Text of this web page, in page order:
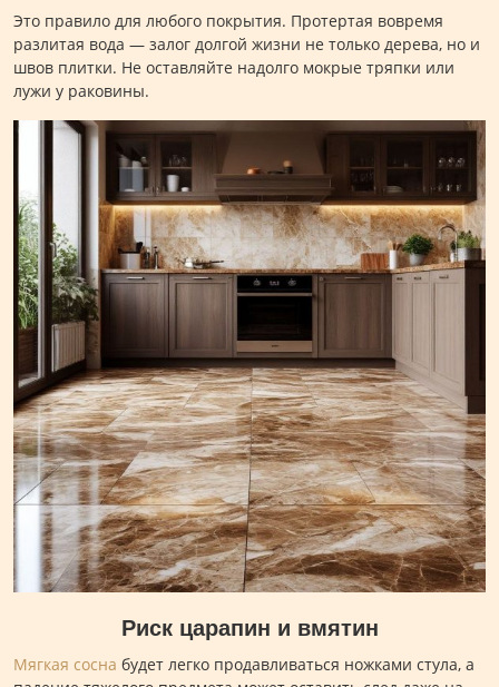
Это правило для любого покрытия. Протертая вовремя
разлитая вода — залог долгой жизни не только дерева, но и
швов плитки. Не оставляйте надолго мокрые тряпки или
лужи у раковины.
Риск царапин и вмятин
Мягкая сосна будет легко продавливаться ножками стула, а